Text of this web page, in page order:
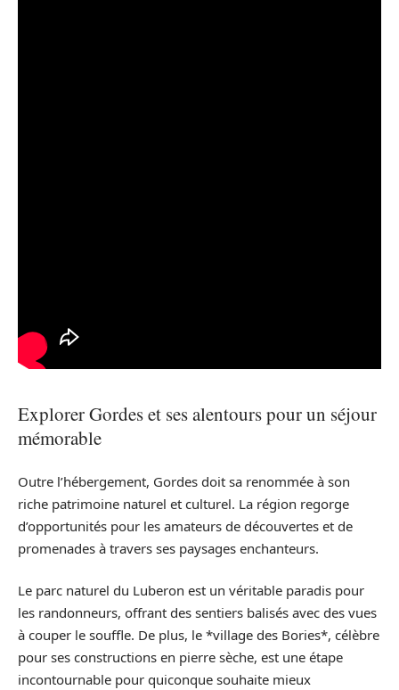
Explorer Gordes et ses alentours pour un séjour
mémorable
Outre l’hébergement, Gordes doit sa renommée à son
riche patrimoine naturel et culturel. La région regorge
d’opportunités pour les amateurs de découvertes et de
promenades à travers ses paysages enchanteurs.
Le parc naturel du Luberon est un véritable paradis pour
les randonneurs, offrant des sentiers balisés avec des vues
à couper le souffle. De plus, le *village des Bories*, célèbre
pour ses constructions en pierre sèche, est une étape
incontournable pour quiconque souhaite mieux